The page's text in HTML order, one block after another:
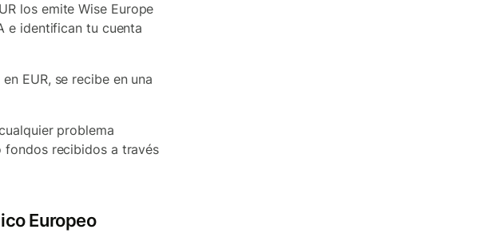
los emite Wise Europe
e identifican tu cuenta
EUR, se recibe en una
problema
fondos recibidos a través
Europeo